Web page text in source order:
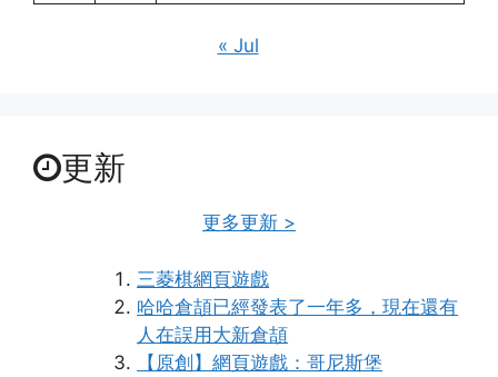
« Jul
更新
更多更新 >
三菱棋網頁遊戲
哈哈倉頡已經發表了一年多，現在還有
人在誤用大新倉頡
【原創】網頁遊戲：哥尼斯堡